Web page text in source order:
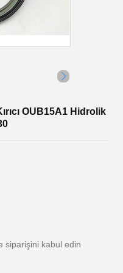
OUB15A1 Hidrolik
siparişini kabul edin